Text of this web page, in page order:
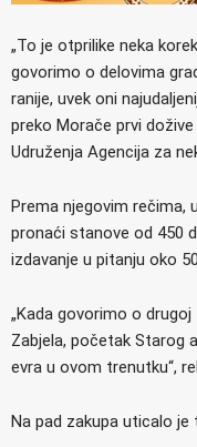
„To je otprilike neka
govorimo o delovima
ranije, uvek oni
preko Morače prvi
Udruženja Agencija za
Prema njegovim rečima,
pronaći stanove od 450
izdavanje u pitanju oko
„Kada govorimo o
Zabjela, početak Starog
evra u ovom trenutku“,
Na pad zakupa uticalo